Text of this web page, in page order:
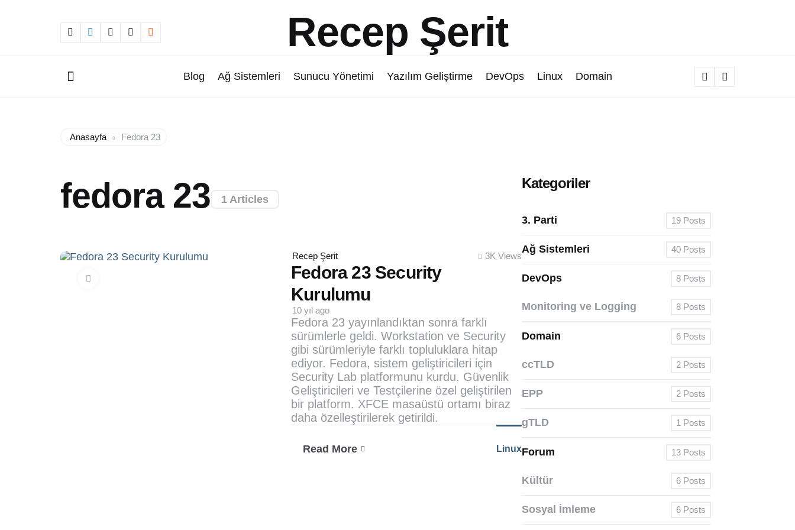
Recep Şerit
Blog Ağ Sistemleri Sunucu Yönetimi Yazılım Geliştirme DevOps Linux
Domain
Anasayfa Fedora 23
1 Articles
fedora 23
Posted
by
Recep Şerit 3K Views
Fedora 23 Security
Kurulumu
10 yıl ago
Fedora 23 yayınlandıktan sonra farklı
sürümlerle geldi. Workstation ve Security
gibi sürümleriyle farklı topluluklara hitap
ediyor. Fedora, sistem geliştiricileri için
Security Lab platformunu kurdu. Güvenlik
Geliştiricileri ve Testçilerine özel geliştirilen
bir platform. XFCE masaüstü ortamı biraz
daha özelleştirilerek getirildi.
Read More
Fedora
Linux
Kategoriler
3. Parti 19 Posts
Ağ Sistemleri 40 Posts
DevOps 8 Posts
Monitoring ve Logging 8 Posts
Domain 6 Posts
ccTLD 2 Posts
EPP 2 Posts
gTLD 1 Posts
Forum 13 Posts
Kültür 6 Posts
Sosyal İmleme 6 Posts